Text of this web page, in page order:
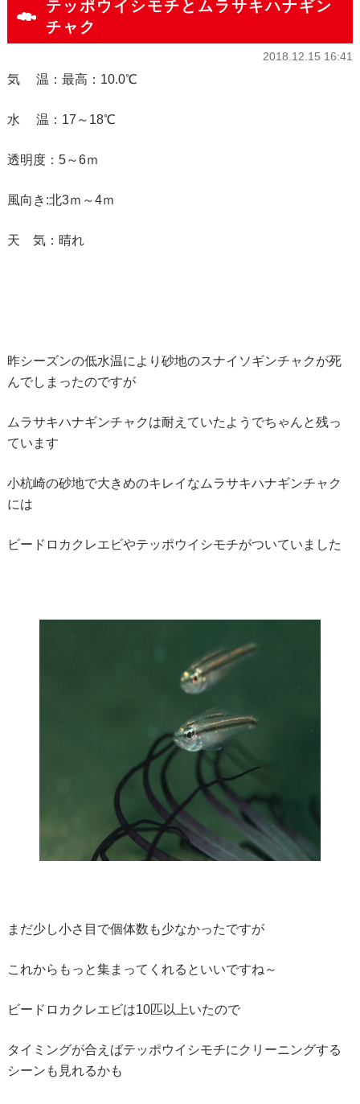
テッポウイシモチとムラサキハナギン
チャク
2018.12.15 16:41
気 温：最高：10.0℃
水 温：17～18℃
透明度：5～6ｍ
風向き:北3ｍ～4ｍ
天 気：晴れ
昨シーズンの低水温により砂地のスナイソギンチャクが死
んでしまったのですが
ムラサキハナギンチャクは耐えていたようでちゃんと残っ
ています
小杭崎の砂地で大きめのキレイなムラサキハナギンチャク
には
ビードロカクレエビやテッポウイシモチがついていました
まだ少し小さ目で個体数も少なかったですが
これからもっと集まってくれるといいですね～
ビードロカクレエビは10匹以上いたので
タイミングが合えばテッポウイシモチにクリーニングする
シーンも見れるかも